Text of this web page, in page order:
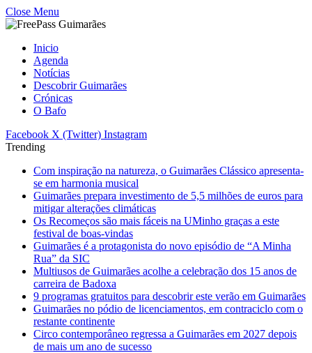
Close Menu
Inicio
Agenda
Notícias
Descobrir Guimarães
Crónicas
O Bafo
Facebook X (Twitter) Instagram
Trending
Com inspiração na natureza, o Guimarães Clássico apresenta-
se em harmonia musical
Guimarães prepara investimento de 5,5 milhões de euros para
mitigar alterações climáticas
Os Recomeços são mais fáceis na UMinho graças a este
festival de boas-vindas
Guimarães é a protagonista do novo episódio de “A Minha
Rua” da SIC
Multiusos de Guimarães acolhe a celebração dos 15 anos de
carreira de Badoxa
9 programas gratuitos para descobrir este verão em Guimarães
Guimarães no pódio de licenciamentos, em contraciclo com o
restante continente
Circo contemporâneo regressa a Guimarães em 2027 depois
de mais um ano de sucesso